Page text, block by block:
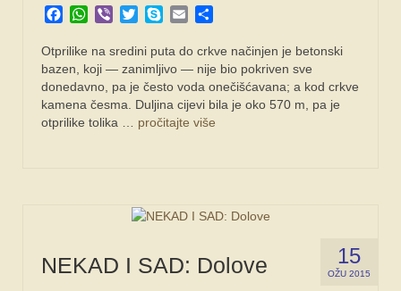
Facebook
WhatsApp
Viber TwitterSkypeEmail
Otprilike na sredini puta do crkve načinjen je betonski
bazen, koji — zanimljivo — nije bio pokriven sve
donedavno, pa je često voda onečišćavana; a kod crkve
kamena česma. Duljina cijevi bila je oko 570 m, pa je
otprilike tolika … pročitajte više
15
OŽU 2015
NEKAD I SAD: Dolove